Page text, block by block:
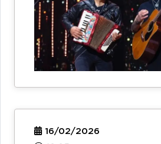
16/02/2026